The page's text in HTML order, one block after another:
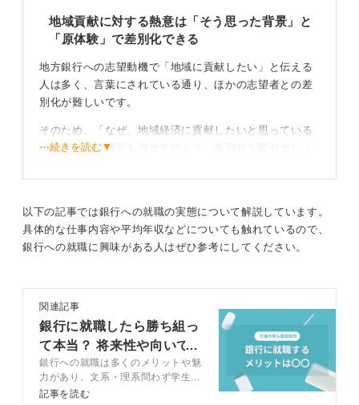
そすることで、「ただ地域貢献したい」という漠然とし
的に動くイメージを採用担当者に伝えることができま
す。
けて行動する粘り強さと、銀行業務を通じて資金面から
支援する専門性を身に付ける意欲があります」とまとめ
これらを一つのストーリーとしてつなげることで、ほか
の志望者と差別化された、説得力のある志望動機が完成
します。
地域貢献に対する熱意は「そう思った背景」と
「原体験」で差別化できる
地方銀行への志望動機で「地域に貢献したい」と伝える
人は多く、言葉にされている通り、ほかの志望者との差
別化が難しいです。
そのため、「なぜ、地域経済に貢献したいと思っている
のか」という背景も併せて伝えて、差別化を図りましょ
を志望動機に盛り込もう
原体験を伝えることや、「後継者不足や資金面で悩んで
いる中小企業の経営者の相談に乗ることで地域経済に貢
献できるようになりたい」など、地域銀行で働きたい理
由を言葉で伝えることで差別化することができます。
大学内で、銀行員による地域創造に関する授業や講座、
⋯続きを読む▼
以下の記事では銀行への就職の実態について解説しています。
具体的な仕事内容や平均年収などについても触れているので、
銀行への就職に興味がある人はぜひ参考にしてください。
関連記事
銀行に就職したら勝ち組っ
て本当？ 将来性や向いて
いる人の特徴
銀行への就職は多くのメリットや魅
力があり、文系・理系問わず学生か
らの人気が高いです。しかし、具体
記事を読む